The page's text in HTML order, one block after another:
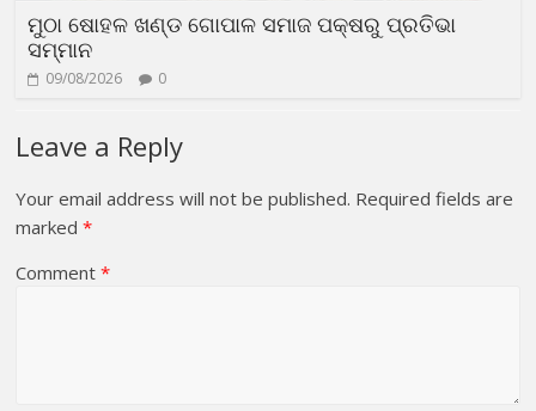
ମୁଠା ଷୋହଳ ଖଣ୍ଡ ଗୋପାଳ ସମାଜ ପକ୍ଷରୁ ପ୍ରତିଭା
ସମ୍ମାନ
09/08/2026 0
Leave a Reply
Your email address will not be published. Required fields are
marked*
Comment*